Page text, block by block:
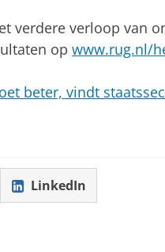
verdere verloop van
op www.rug.nl/
beter, vindt
LinkedIn